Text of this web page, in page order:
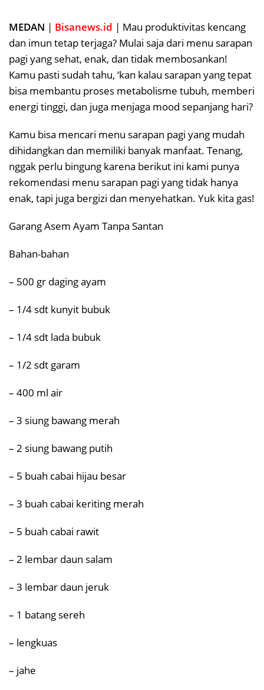
MEDAN | Bisanews.id | Mau produktivitas kencang
dan imun tetap terjaga? Mulai saja dari menu sarapan
pagi yang sehat, enak, dan tidak membosankan!
Kamu pasti sudah tahu, ‘kan kalau sarapan yang tepat
bisa membantu proses metabolisme tubuh, memberi
energi tinggi, dan juga menjaga mood sepanjang hari?
Kamu bisa mencari menu sarapan pagi yang mudah
dihidangkan dan memiliki banyak manfaat. Tenang,
nggak perlu bingung karena berikut ini kami punya
rekomendasi menu sarapan pagi yang tidak hanya
enak, tapi juga bergizi dan menyehatkan. Yuk kita gas!
Garang Asem Ayam Tanpa Santan
Bahan-bahan
– 500 gr daging ayam
– 1/4 sdt kunyit bubuk
– 1/4 sdt lada bubuk
– 1/2 sdt garam
– 400 ml air
– 3 siung bawang merah
– 2 siung bawang putih
– 5 buah cabai hijau besar
– 3 buah cabai keriting merah
– 5 buah cabai rawit
– 2 lembar daun salam
– 3 lembar daun jeruk
– 1 batang sereh
– lengkuas
– jahe